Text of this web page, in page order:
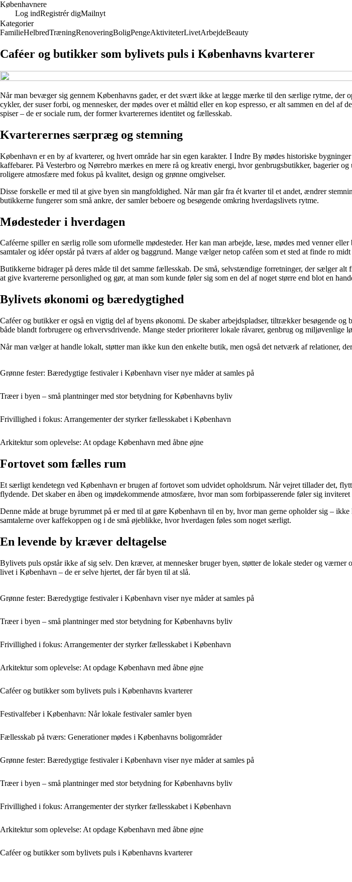
Københavnere
Log indRegistrér digMailnyt
Kategorier
FamilieHelbredTræningRenoveringBoligPengeAktiviteterLivetArbejdeBeauty
Caféer og butikker som bylivets puls i Københavns kvarterer
Når man bevæger sig gennem Københavns gader, er det svært ikke at lægge mærke til den særlige rytme,
cykler, der suser forbi, og mennesker, der mødes over et måltid eller en kop espresso, er alt sammen en del
spiser – de er sociale rum, der former kvarterernes identitet og fællesskab.
Kvarterernes særpræg og stemning
København er en by af kvarterer, og hvert område har sin egen karakter. I Indre By mødes historiske
kaffebarer. På Vesterbro og Nørrebro mærkes en mere rå og kreativ energi, hvor genbrugsbutikker, bagerier
roligere atmosfære med fokus på kvalitet, design og grønne omgivelser.
Disse forskelle er med til at give byen sin mangfoldighed. Når man går fra ét kvarter til et andet, ændrer
butikkerne fungerer som små ankre, der samler beboere og besøgende omkring hverdagslivets rytme.
Mødesteder i hverdagen
Caféerne spiller en særlig rolle som uformelle mødesteder. Her kan man arbejde, læse, mødes med venner
samtaler og idéer opstår på tværs af alder og baggrund. Mange vælger netop caféen som et sted at finde ro
Butikkerne bidrager på deres måde til det samme fællesskab. De små, selvstændige forretninger, der sælger
at give kvartererne personlighed og gør, at man som kunde føler sig som en del af noget større end blot en
Bylivets økonomi og bæredygtighed
Caféer og butikker er også en vigtig del af byens økonomi. De skaber arbejdspladser, tiltrækker besøgende
både blandt forbrugere og erhvervsdrivende. Mange steder prioriterer lokale råvarer, genbrug og
Når man vælger at handle lokalt, støtter man ikke kun den enkelte butik, men også det netværk af
Grønne fester: Bæredygtige festivaler i København viser nye måder at samles på
Træer i byen – små plantninger med stor betydning for Københavns byliv
Frivillighed i fokus: Arrangementer der styrker fællesskabet i København
Arkitektur som oplevelse: At opdage København med åbne øjne
Fortovet som fælles rum
Et særligt kendetegn ved København er brugen af fortovet som udvidet opholdsrum. Når vejret tillader det,
flydende. Det skaber en åben og imødekommende atmosfære, hvor man som forbipasserende føler sig
Denne måde at bruge byrummet på er med til at gøre København til en by, hvor man gerne opholder sig –
samtalerne over kaffekoppen og i de små øjeblikke, hvor hverdagen føles som noget særligt.
En levende by kræver deltagelse
Bylivets puls opstår ikke af sig selv. Den kræver, at mennesker bruger byen, støtter de lokale steder og
livet i København – de er selve hjertet, der får byen til at slå.
Grønne fester: Bæredygtige festivaler i København viser nye måder at samles på
Træer i byen – små plantninger med stor betydning for Københavns byliv
Frivillighed i fokus: Arrangementer der styrker fællesskabet i København
Arkitektur som oplevelse: At opdage København med åbne øjne
Caféer og butikker som bylivets puls i Københavns kvarterer
Festivalfeber i København: Når lokale festivaler samler byen
Fællesskab på tværs: Generationer mødes i Københavns boligområder
Grønne fester: Bæredygtige festivaler i København viser nye måder at samles på
Træer i byen – små plantninger med stor betydning for Københavns byliv
Frivillighed i fokus: Arrangementer der styrker fællesskabet i København
Arkitektur som oplevelse: At opdage København med åbne øjne
Caféer og butikker som bylivets puls i Københavns kvarterer